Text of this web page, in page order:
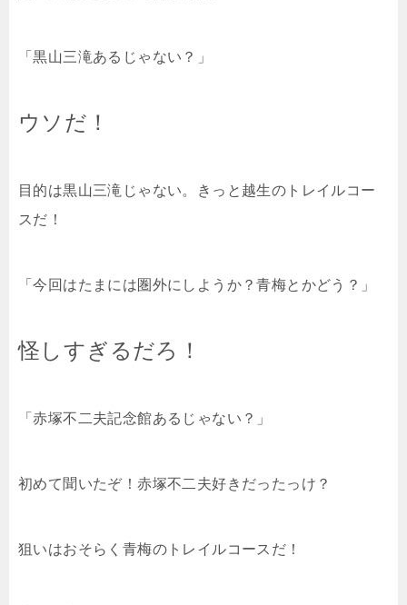
「黒山三滝あるじゃない？」
ウソだ！
目的は黒山三滝じゃない。きっと越生のトレイルコー
スだ！
「今回はたまには圏外にしようか？青梅とかどう？」
怪しすぎるだろ！
「赤塚不二夫記念館あるじゃない？」
初めて聞いたぞ！赤塚不二夫好きだったっけ？
狙いはおそらく青梅のトレイルコースだ！